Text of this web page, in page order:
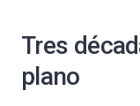
Tres
plano